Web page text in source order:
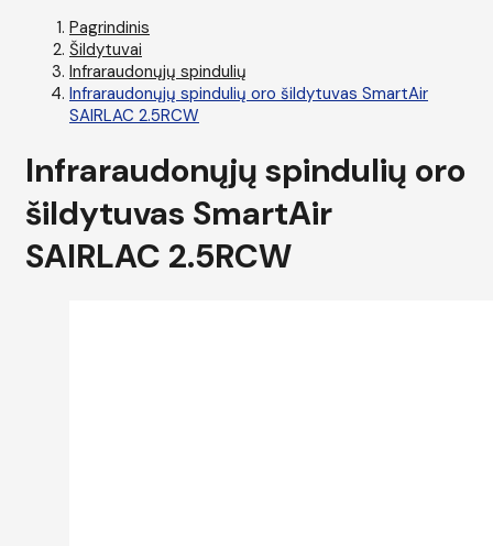
Pagrindinis
Šildytuvai
Infraraudonųjų spindulių
Infraraudonųjų spindulių oro šildytuvas SmartAir
SAIRLAC 2.5RCW
Infraraudonųjų spindulių oro
šildytuvas SmartAir
SAIRLAC 2.5RCW